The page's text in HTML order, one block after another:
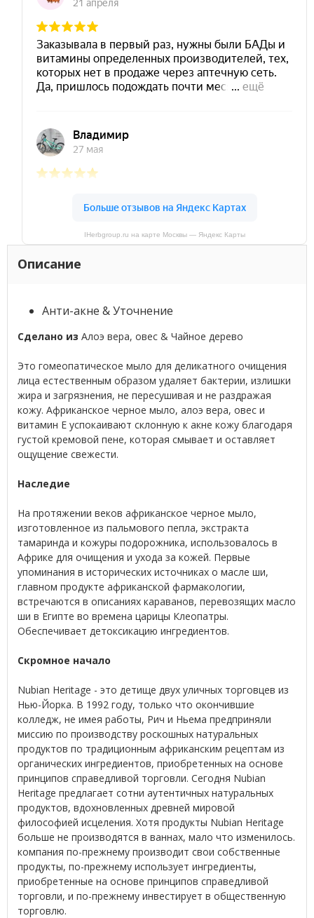
IHerbgroup.ru на карте Москвы — Яндекс Карты
Описание
Анти-акне & Уточнение
Сделано из Алоэ вера, овес & Чайное дерево
Это гомеопатическое мыло для деликатного очищения
лица естественным образом удаляет бактерии, излишки
жира и загрязнения, не пересушивая и не раздражая
кожу. Африканское черное мыло, алоэ вера, овес и
витамин Е успокаивают склонную к акне кожу благодаря
густой кремовой пене, которая смывает и оставляет
ощущение свежести.
Наследие
На протяжении веков африканское черное мыло,
изготовленное из пальмового пепла, экстракта
тамаринда и кожуры подорожника, использовалось в
Африке для очищения и ухода за кожей. Первые
упоминания в исторических источниках о масле ши,
главном продукте африканской фармакологии,
встречаются в описаниях караванов, перевозящих масло
ши в Египте во времена царицы Клеопатры.
Обеспечивает детоксикацию ингредиентов.
Скромное начало
Nubian Heritage - это детище двух уличных торговцев из
Нью-Йорка. В 1992 году, только что окончившие
колледж, не имея работы, Рич и Ньема предприняли
миссию по производству роскошных натуральных
продуктов по традиционным африканским рецептам из
органических ингредиентов, приобретенных на основе
принципов справедливой торговли. Сегодня Nubian
Heritage предлагает сотни аутентичных натуральных
продуктов, вдохновленных древней мировой
философией исцеления. Хотя продукты Nubian Heritage
больше не производятся в ваннах, мало что изменилось.
компания по-прежнему производит свои собственные
продукты, по-прежнему использует ингредиенты,
приобретенные на основе принципов справедливой
торговли, и по-прежнему инвестирует в общественную
торговлю.